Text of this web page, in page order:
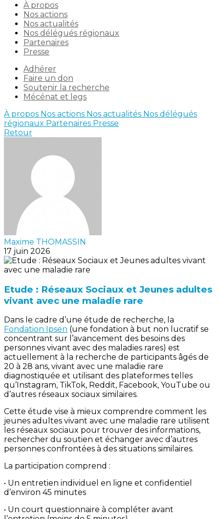
À propos
Nos actions
Nos actualités
Nos délégués régionaux
Partenaires
Presse
Adhérer
Faire un don
Soutenir la recherche
Mécénat et legs
À propos Nos actions Nos actualités Nos délégués
régionaux Partenaires Presse
Retour
Maxime THOMASSIN
17 juin 2026
Etude : Réseaux Sociaux et Jeunes adultes
vivant avec une maladie rare
Dans le cadre d’une étude de recherche, la
Fondation Ipsen (une fondation à but non lucratif se
concentrant sur l’avancement des besoins des
personnes vivant avec des maladies rares) est
actuellement à la recherche de participants âgés de
20 à 28 ans, vivant avec une maladie rare
diagnostiquée et utilisant des plateformes telles
qu’Instagram, TikTok, Reddit, Facebook, YouTube ou
d’autres réseaux sociaux similaires.
Cette étude vise à mieux comprendre comment les
jeunes adultes vivant avec une maladie rare utilisent
les réseaux sociaux pour trouver des informations,
rechercher du soutien et échanger avec d’autres
personnes confrontées à des situations similaires.
La participation comprend :
• Un entretien individuel en ligne et confidentiel
d’environ 45 minutes
• Un court questionnaire à compléter avant